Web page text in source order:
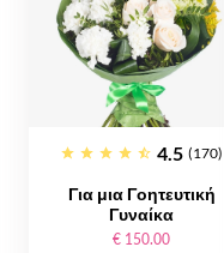
4.5 (170)
Για μια Γοητευτική
Γυναίκα
€ 150.00